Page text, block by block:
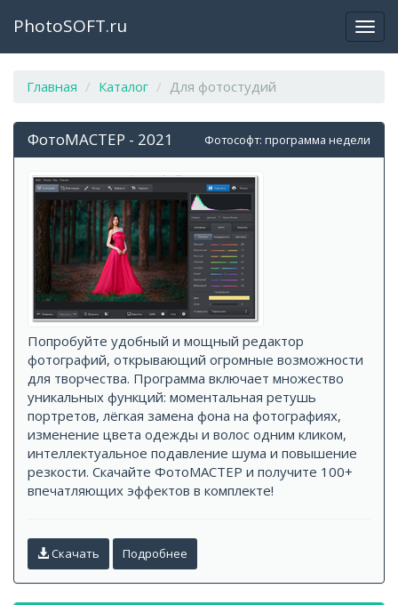
PhotoSOFT.ru
Главная Каталог Для фотостудий
Фотософт: программа недели
ФотоМАСТЕР - 2021
Попробуйте удобный и мощный редактор
фотографий, открывающий огромные возможности
для творчества. Программа включает множество
уникальных функций: моментальная ретушь
портретов, лёгкая замена фона на фотографиях,
изменение цвета одежды и волос одним кликом,
интеллектуальное подавление шума и повышение
резкости. Скачайте ФотоМАСТЕР и получите 100+
впечатляющих эффектов в комплекте!
Скачать Подробнее